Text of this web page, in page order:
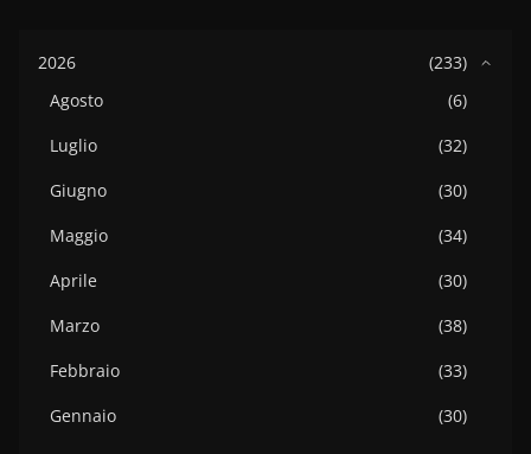
2026
(233)
Agosto
(6)
Luglio
(32)
Giugno
(30)
Maggio
(34)
Aprile
(30)
Marzo
(38)
Febbraio
(33)
Gennaio
(30)